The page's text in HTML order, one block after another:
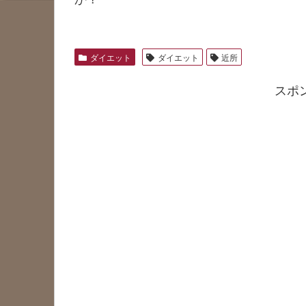
ダイエット ダイエット 近所
スポ